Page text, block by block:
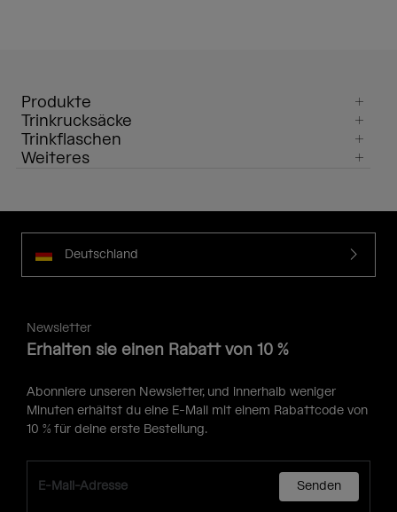
Produkte
Trinkrucksäcke
Trinkflaschen
Weiteres
Deutschland
Newsletter
Erhalten sie einen Rabatt von 10 %
Abonniere unseren Newsletter, und innerhalb weniger
Minuten erhältst du eine E-Mail mit einem Rabattcode von
10 % für deine erste Bestellung.
Senden